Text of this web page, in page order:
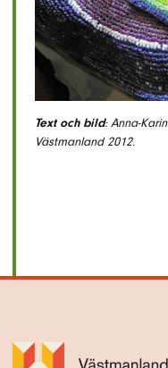
Text och bild: Anna-
Västmanland 2012.